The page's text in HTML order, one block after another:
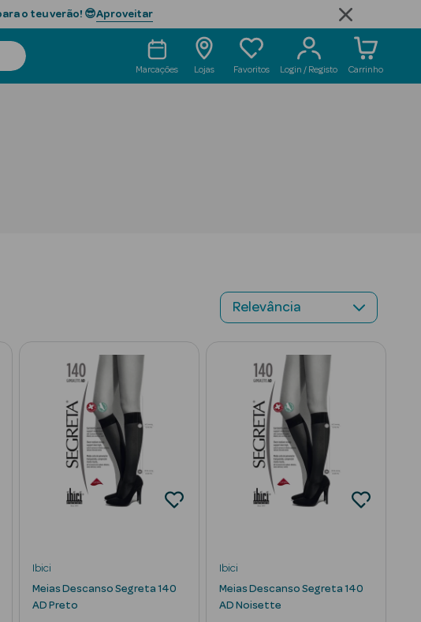
o teu verão! 😎Aproveitar
Marcações Lojas Favoritos Login / Registo Carrinho
Ibici
Meias Descanso Segreta 140
AD Preto
Ibici
Meias Descanso Segreta 140
AD Noisette